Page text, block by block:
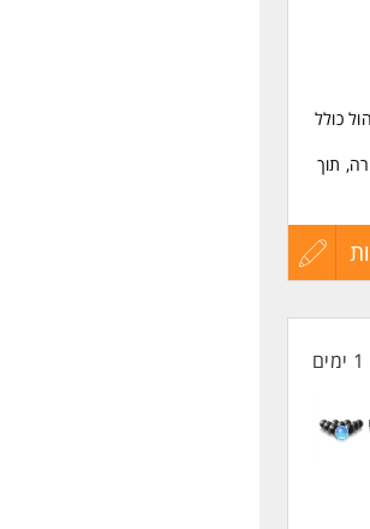
ית לניהול כולל
תוך
עדכון
1 ימים